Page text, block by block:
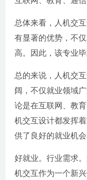
总体来看，人机交
有显著的优势，不
高。因此，该专业
总的来说，人机交
阔，不仅就业领域
论是在互联网、教
机交互设计都发挥
供了良好的就业机会
好就业。行业需求
机交互作为一个新